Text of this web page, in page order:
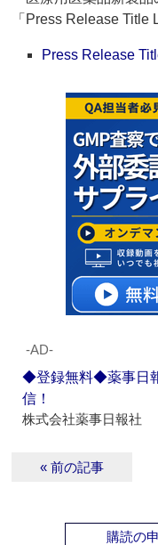
「Press Release Title
Press Release
‐AD‐
◆登録無料◆薬事日
信！
株式会社薬事日報社
« 前の記事
購読の